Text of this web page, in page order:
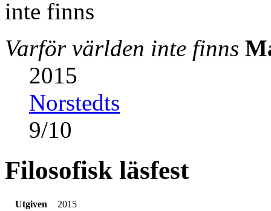
Varför världen inte finns
2015
Norstedts
9/10
Filosofisk läsfest
Utgiven
2015